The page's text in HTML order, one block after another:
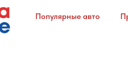
Популярные авто